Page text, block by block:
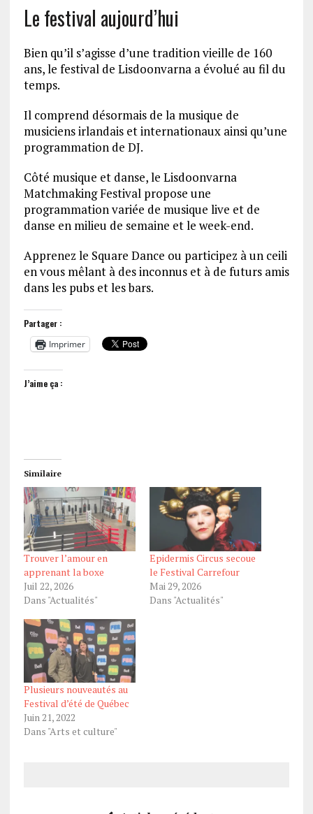
Le festival aujourd’hui
Bien qu’il s’agisse d’une tradition vieille de 160
ans, le festival de Lisdoonvarna a évolué au fil du
temps.
Il comprend désormais de la musique de
musiciens irlandais et internationaux ainsi qu’une
programmation de DJ.
Côté musique et danse, le Lisdoonvarna
Matchmaking Festival propose une
programmation variée de musique live et de
danse en milieu de semaine et le week-end.
Apprenez le Square Dance ou participez à un ceili
en vous mêlant à des inconnus et à de futurs amis
dans les pubs et les bars.
Partager :
Imprimer
J’aime ça :
Similaire
Trouver l’amour en
apprenant la boxe
Juil 22, 2026
Dans "Actualités"
Epidermis Circus secoue
le Festival Carrefour
Mai 29, 2026
Dans "Actualités"
Plusieurs nouveautés au
Festival d’été de Québec
Juin 21, 2022
Dans "Arts et culture"